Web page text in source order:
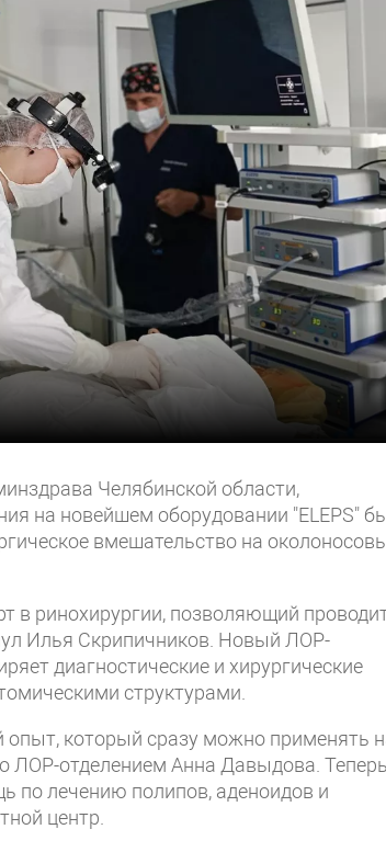
Челябинской области,
на новейшем оборудовании "ELEPS"
вмешательство на
в ринохирургии, позволяющий
Илья Скрипичников. Новый ЛОР-
диагностические и хирургические
структурами.
который сразу можно применять
ЛОР-отделением Анна Давыдова.
по лечению полипов, аденоидов и
центр.